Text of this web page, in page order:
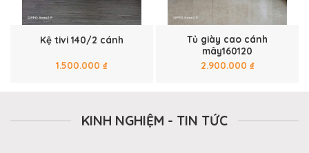
Kệ tivi 140/2 cánh
1.500.000 ₫
Tủ giày cao cánh
mây160120
2.900.000 ₫
KINH NGHIỆM - TIN TỨC